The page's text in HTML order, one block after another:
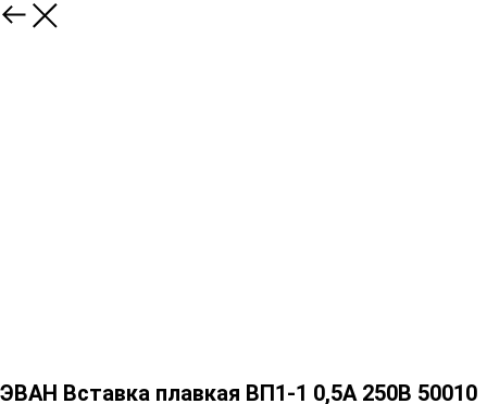
ЭВАН Вставка плавкая ВП1-1 0,5А 250В 50010